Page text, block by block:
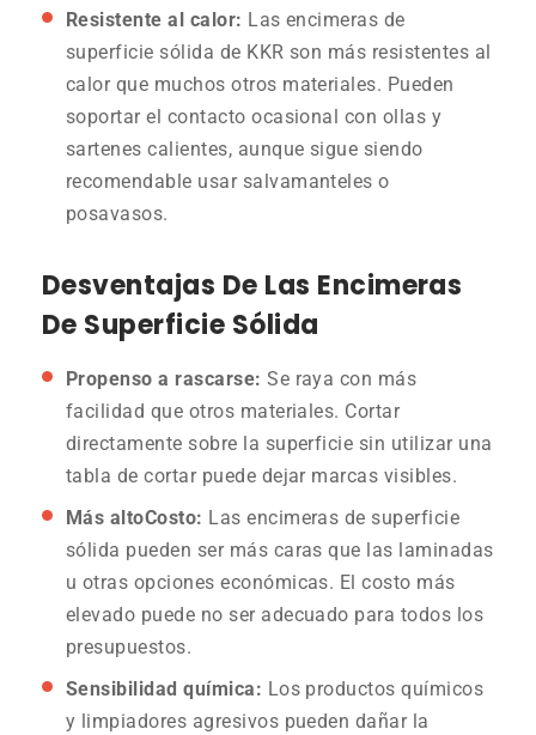
Resistente al calor: Las encimeras de
superficie sólida de KKR son más resistentes al
calor que muchos otros materiales. Pueden
soportar el contacto ocasional con ollas y
sartenes calientes, aunque sigue siendo
recomendable usar salvamanteles o
posavasos.
Desventajas De Las Encimeras
De Superficie Sólida
Propenso a rascarse: Se raya con más
facilidad que otros materiales. Cortar
directamente sobre la superficie sin utilizar una
tabla de cortar puede dejar marcas visibles.
Más altoCosto: Las encimeras de superficie
sólida pueden ser más caras que las laminadas
u otras opciones económicas. El costo más
elevado puede no ser adecuado para todos los
presupuestos.
Sensibilidad química: Los productos químicos
y limpiadores agresivos pueden dañar la